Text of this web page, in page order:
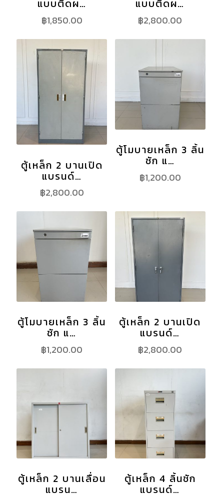
แบบติดผ…
฿1,850.00
แบบติดผ…
฿2,800.00
ตู้เหล็ก 2 บานเปิด
แบรนด์…
฿2,800.00
ตู้โมบายเหล็ก 3 ลิ้น
ชัก แ…
฿1,200.00
ตู้โมบายเหล็ก 3 ลิ้น
ชัก แ…
฿1,200.00
ตู้เหล็ก 2 บานเปิด
แบรนด์…
฿2,800.00
ตู้เหล็ก 2 บานเลื่อน
แบรน…
ตู้เหล็ก 4 ลิ้นชัก
แบรนด์…